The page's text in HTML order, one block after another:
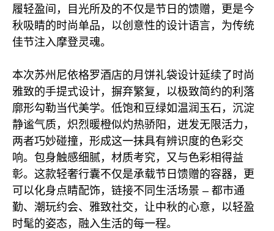
履轻盈间，目光所及的不仅是节日的馈赠，更是今
秋吸睛的时尚单品，以创意性的设计语言，为传统
佳节注入摩登灵魂。
本次苏州尼依格罗酒店的月饼礼袋设计延续了时尚
雅致的手提式设计，摒弃繁复，以极致简约的利落
廓形勾勒当代美学。低饱和豆绿如温润玉石，沉淀
静谧气质，炽烈暖橙似灼热骄阳，迸发无限活力，
两者巧妙碰撞，形成这一抹具有辨识度的色彩交
响。包身触感细腻，材质考究，又与色彩相得益
彰。这款轻奢行囊不仅是承载节日馈赠的容器，更
可以化身点睛配饰，链接不同生活场景 – 都市通
勤、潮玩约会、雅致社交，让中秋的心意，以轻盈
时髦的姿态，融入生活的每一程。